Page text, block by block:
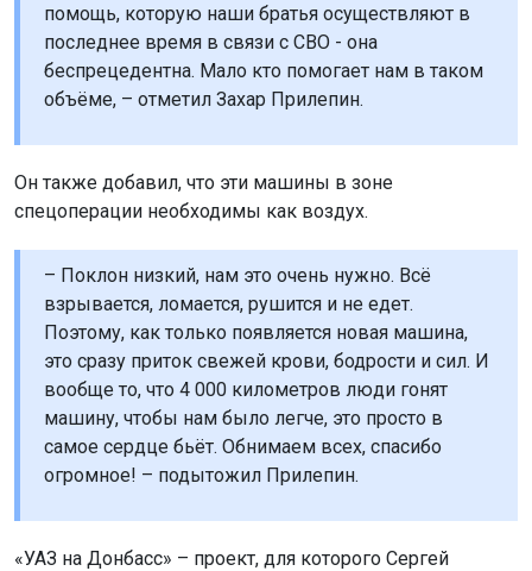
помощь, которую наши братья осуществляют в
последнее время в связи с СВО - она
беспрецедентна. Мало кто помогает нам в таком
объёме, – отметил Захар Прилепин.
Он также добавил, что эти машины в зоне
спецоперации необходимы как воздух.
– Поклон низкий, нам это очень нужно. Всё
взрывается, ломается, рушится и не едет.
Поэтому, как только появляется новая машина,
это сразу приток свежей крови, бодрости и сил. И
вообще то, что 4 000 километров люди гонят
машину, чтобы нам было легче, это просто в
самое сердце бьёт. Обнимаем всех, спасибо
огромное! – подытожил Прилепин.
«УАЗ на Донбасс» – проект, для которого Сергей